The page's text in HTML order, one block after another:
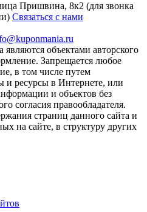
Пришвина, 8к2 (для звонка
Связаться с нами
объектами авторского
Запрещается любое
в том числе путем
и ресурсы в Интернете, или
и объектов без
согласия правообладателя.
страниц данного сайта и
на сайте, в структуру других